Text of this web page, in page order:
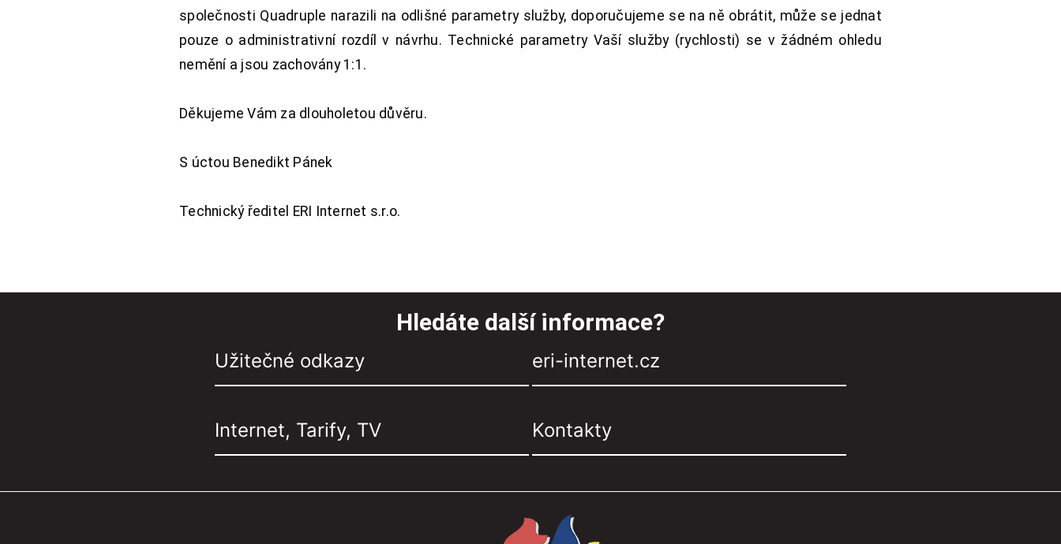
společnosti Quadruple narazili na odlišné parametry služby, doporučujeme se na ně obrátit, může se jednat
pouze o administrativní rozdíl v návrhu. Technické parametry Vaší služby (rychlosti) se v žádném ohledu
nemění a jsou zachovány 1:1.
Děkujeme Vám za dlouholetou důvěru.
S úctou Benedikt Pánek
Technický ředitel ERI Internet s.r.o.
Hledáte další informace?
Užitečné odkazy eri-internet.cz
Internet, Tarify, TV Kontakty